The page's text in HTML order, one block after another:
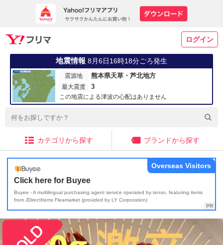
ログイン
地震情報 8月6日16時18分ごろ発生
震源地 熊本県天草・芦北地方
最大震度 3
この地震による津波の心配はありません
カテゴリから探す ブランドから探す
Click here for Buyee
Buyee - A multilingual purchasing agent service operated by tenso, featuring items
from JDirectItems Fleamarket (provided by LY Corporation)
Overseas Visitors